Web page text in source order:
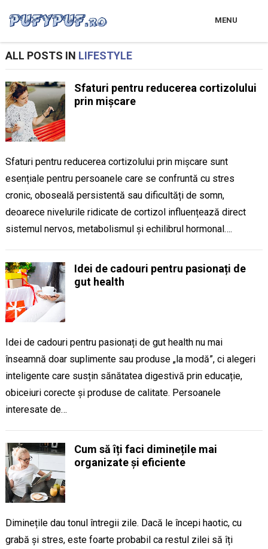
MENU
ALL POSTS IN LIFESTYLE
Sfaturi pentru reducerea cortizolului
prin mișcare
Sfaturi pentru reducerea cortizolului prin mișcare sunt
esențiale pentru persoanele care se confruntă cu stres
cronic, oboseală persistentă sau dificultăți de somn,
deoarece nivelurile ridicate de cortizol influențează direct
sistemul nervos, metabolismul și echilibrul hormonal….
Idei de cadouri pentru pasionați de
gut health
Idei de cadouri pentru pasionați de gut health nu mai
înseamnă doar suplimente sau produse „la modă”, ci alegeri
inteligente care susțin sănătatea digestivă prin educație,
obiceiuri corecte și produse de calitate. Persoanele
interesate de…
Cum să îți faci diminețile mai
organizate și eficiente
Diminețile dau tonul întregii zile. Dacă le începi haotic, cu
grabă și stres, este foarte probabil ca restul zilei să îți